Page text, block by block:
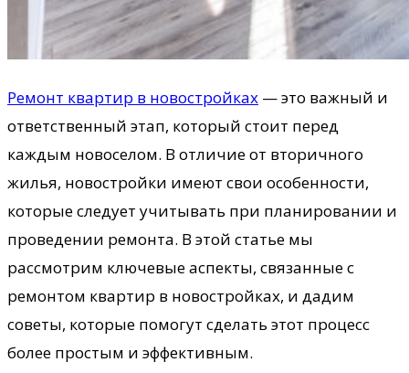
Ремонт квартир в новостройках — это важный и
ответственный этап, который стоит перед
каждым новоселом. В отличие от вторичного
жилья, новостройки имеют свои особенности,
которые следует учитывать при планировании и
проведении ремонта. В этой статье мы
рассмотрим ключевые аспекты, связанные с
ремонтом квартир в новостройках, и дадим
советы, которые помогут сделать этот процесс
более простым и эффективным.